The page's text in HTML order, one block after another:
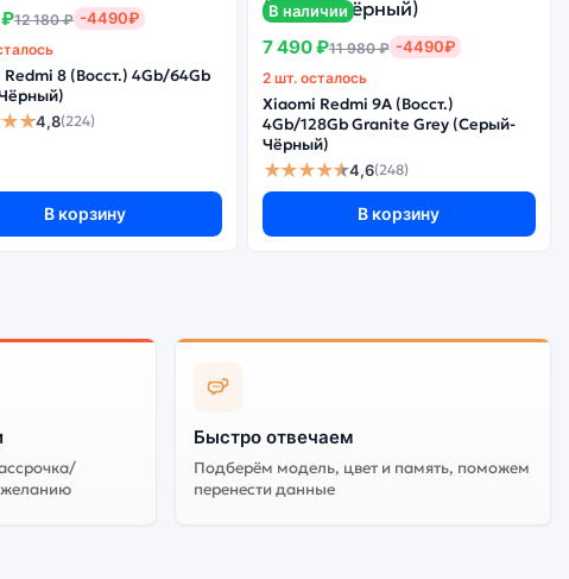
гарантируется.
12 180 ₽ -4490₽
8 (Восст.) 4Gb/64Gb
4,8(224)
В корзину
В наличии
7 490 ₽11 980 ₽ -4490₽
2 шт. осталось
Xiaomi Redmi 9A (Восст.)
4Gb/128Gb Granite Grey (Серый-
Чёрный)
★★★★★4,6(248)
В корзину
желанию
Быстро отвечаем
Подберём модель, цвет и память, поможем
перенести данные